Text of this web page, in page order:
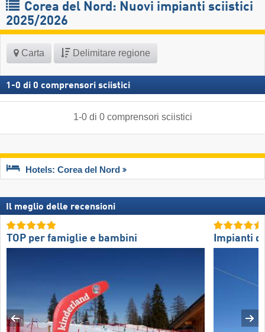
Corea del Nord: Nuovi impianti sciistici
2025/2026
Carta Delimitare regione
1 -0 di 0 comprensori sciistici
1-0di 0 comprensori sciistici
Hotels: Corea del Nord
Il meglio delle recensioni
TOP per famiglie e bambini Impianti